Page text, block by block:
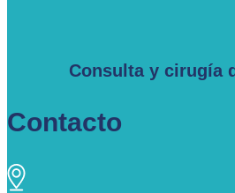
Consulta y cirugía
Contacto